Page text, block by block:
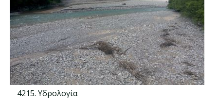
4215. Υδρολογία